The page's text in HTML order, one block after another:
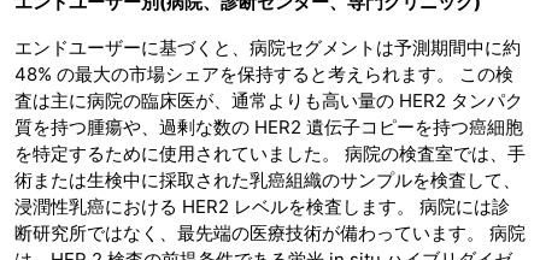
エンドユーザーに基づくと、病院セグメントは予測期間中に約
48% の最大の市場シェアを保持すると考えられます。 この検
査は主に病院の臨床医が、通常よりも高い量の HER2 タンパク
質を持つ腫瘍や、過剰な数の HER2 遺伝子コピーを持つ癌細胞
を特定するために使用されていました。 病院の検査室では、手
術または生検中に採取された乳癌組織のサンプルを検査して、
浸潤性乳癌における HER2 レベルを検査します。 病院には診
断研究所ではなく、最先端の医療技術が備わっています。 病院